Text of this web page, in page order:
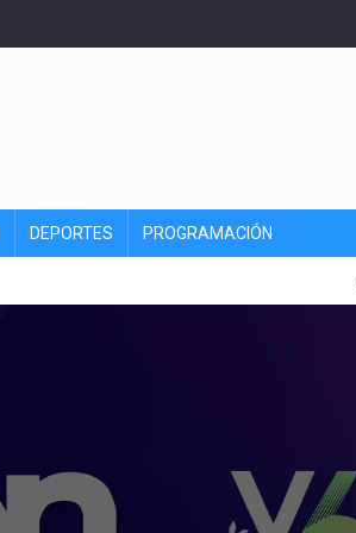
DEPORTES PROGRAMACIÓN